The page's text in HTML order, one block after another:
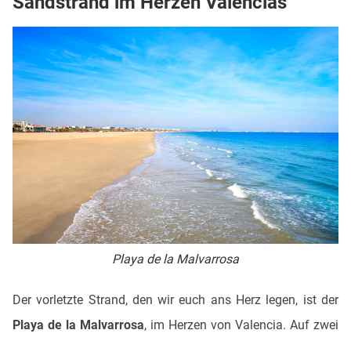
Playa de la Malvarrosa
Der vorletzte Strand, den wir euch ans Herz legen, ist der
Playa de la Malvarrosa, im Herzen von Valencia. Auf zwei